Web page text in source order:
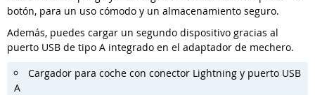
botón, para un uso cómodo y un almacenamiento seguro.
Además, puedes cargar un segundo dispositivo gracias al
puerto USB de tipo A integrado en el adaptador de mechero.
Cargador para coche con conector Lightning y puerto USB
A